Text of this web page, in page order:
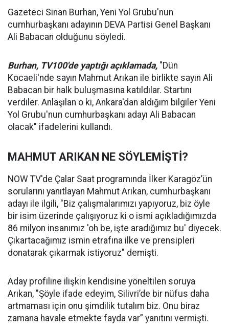
Gazeteci Sinan Burhan, Yeni Yol Grubu'nun
cumhurbaşkanı adayının DEVA Partisi Genel Başkanı
Ali Babacan olduğunu söyledi.
Burhan, TV100'de yaptığı açıklamada, "Dün
Kocaeli'nde sayın Mahmut Arıkan ile birlikte sayın Ali
Babacan bir halk buluşmasına katıldılar. Startını
verdiler. Anlaşılan o ki, Ankara'dan aldığım bilgiler Yeni
Yol Grubu'nun cumhurbaşkanı adayı Ali Babacan
olacak" ifadelerini kullandı.
MAHMUT ARIKAN NE SÖYLEMİŞTİ?
NOW TV'de Çalar Saat programında İlker Karagöz’ün
sorularını yanıtlayan Mahmut Arıkan, cumhurbaşkanı
adayı ile ilgili, "Biz çalışmalarımızı yapıyoruz, biz öyle
bir isim üzerinde çalışıyoruz ki o ismi açıkladığımızda
86 milyon insanımız 'oh be, işte aradığımız bu' diyecek.
Çıkartacağımız ismin etrafına ilke ve prensipleri
donatarak çıkarmak istiyoruz" demişti.
Aday profiline ilişkin kendisine yöneltilen soruya
Arıkan, "Şöyle ifade edeyim, Silivri’de bir nüfus daha
artmaması için onu şimdilik tutalım biz. Onu biraz
zamana havale etmekte fayda var” yanıtını vermişti.